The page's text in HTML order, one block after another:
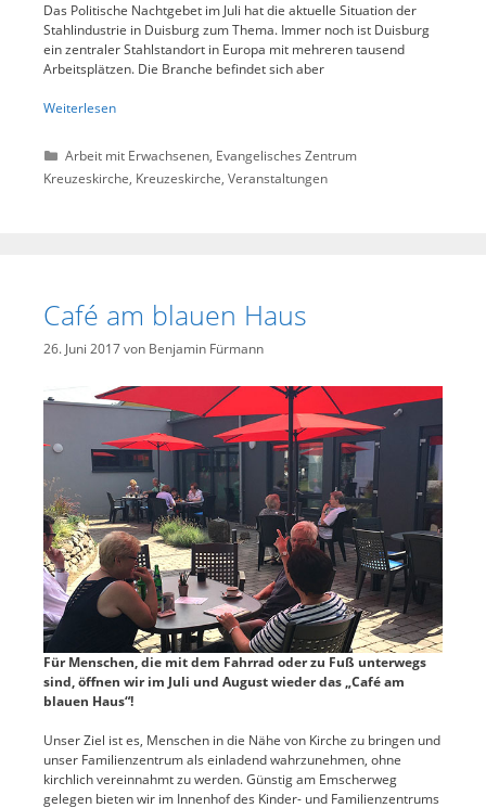
Das Politische Nachtgebet im Juli hat die aktuelle Situation der
Stahlindustrie in Duisburg zum Thema. Immer noch ist Duisburg
ein zentraler Stahlstandort in Europa mit mehreren tausend
Arbeitsplätzen. Die Branche befindet sich aber
Weiterlesen
Kategorien
Arbeit mit Erwachsenen, Evangelisches Zentrum
Kreuzeskirche, Kreuzeskirche, Veranstaltungen
Café am blauen Haus
26. Juni 2017von Benjamin Fürmann
Für Menschen, die mit dem Fahrrad oder zu Fuß unterwegs
sind, öffnen wir im Juli und August wieder das „Café am
blauen Haus“!
Unser Ziel ist es, Menschen in die Nähe von Kirche zu bringen und
unser Familienzentrum als einladend wahrzunehmen, ohne
kirchlich vereinnahmt zu werden. Günstig am Emscherweg
gelegen bieten wir im Innenhof des Kinder- und Familienzentrums